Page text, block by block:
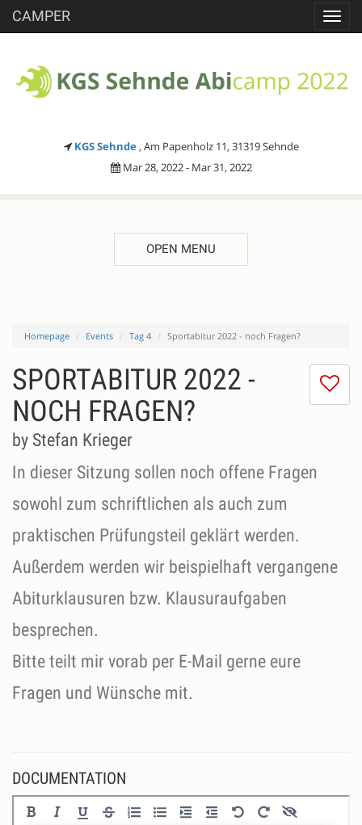
CAMPER
KGS Sehnde , Am Papenholz 11, 31319 Sehnde
Mar 28, 2022 - Mar 31, 2022
OPEN MENU
Homepage Events Tag 4 Sportabitur 2022 - noch Fragen?
I
SPORTABITUR 2022 -
NOCH FRAGEN?
by Stefan Krieger
In dieser Sitzung sollen noch offene Fragen
sowohl zum schriftlichen als auch zum
praktischen Prüfungsteil geklärt werden.
Außerdem werden wir beispielhaft vergangene
Abiturklausuren bzw. Klausuraufgaben
besprechen.
Bitte teilt mir vorab per E-Mail gerne eure
Fragen und Wünsche mit.
DOCUMENTATION